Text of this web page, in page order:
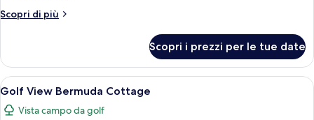
Scopri di più
Altri
Bermuda
Cottage
Scopri i prezzi per le tue date
Apri
tutte
le
Due letti singoli con testiere in
7
Golf View Bermuda Cottage
Vista campo da golf